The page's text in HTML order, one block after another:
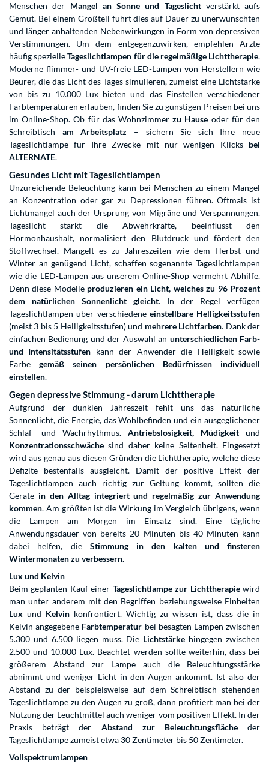
Menschen der Mangel an Sonne und Tageslichtverstärkt aufs
Gemüt. Bei einem Großteil führt dies auf Dauer zu unerwünschten
und länger anhaltenden Nebenwirkungen in Form von depressiven
Verstimmungen. Um dem entgegenzuwirken, empfehlen Ärzte
häufig spezielleTageslichtlampen für die regelmäßige Lichttherapie.
Moderne flimmer- und UV-freie LED-Lampen von Herstellern wie
Beurer, die das Licht des Tages simulieren, zumeist eine Lichtstärke
von bis zu 10.000 Lux bieten und das Einstellen verschiedener
Farbtemperaturen erlauben, finden Sie zu günstigen Preisen bei uns
im Online-Shop. Ob für das Wohnzimmerzu Hause oder für den
Schreibtisch am Arbeitsplatz – sichern Sie sich Ihre neue
Tageslichtlampe für Ihre Zwecke mit nur wenigen Klicksbei
ALTERNATE.
Gesundes Licht mit Tageslichtlampen
Unzureichende Beleuchtung kann bei Menschen zu einem Mangel
an Konzentration oder gar zu Depressionen führen. Oftmals ist
Lichtmangel auch der Ursprung von Migräne und Verspannungen.
Tageslicht stärkt die Abwehrkräfte, beeinflusst den
Hormonhaushalt, normalisiert den Blutdruck und fördert den
Stoffwechsel. Mangelt es zu Jahreszeiten wie dem Herbst und
Winter an genügend Licht, schaffen sogenannte Tageslichtlampen
wie die LED-Lampen aus unserem Online-Shop vermehrt Abhilfe.
Denn diese Modelleproduzieren ein Licht, welches zu 96 Prozent
dem natürlichen Sonnenlicht gleicht. In der Regel verfügen
Tageslichtlampen über verschiedeneeinstellbare Helligkeitsstufen
(meist 3 bis 5 Helligkeitsstufen) und mehrere Lichtfarben. Dank der
einfachen Bedienung und der Auswahl an unterschiedlichen Farb-
und Intensitätsstufen kann der Anwender die Helligkeit sowie
Farbegemäß seinen persönlichen Bedürfnissen individuell
einstellen.
Gegen depressive Stimmung - darum Lichttherapie
Aufgrund der dunklen Jahreszeit fehlt uns das natürliche
Sonnenlicht, die Energie, das Wohlbefinden und ein ausgeglichener
Schlaf- und Wachrhythmus. Antriebslosigkeit, Müdigkeit und
Konzentrationsschwäche sind daher keine Seltenheit. Eingesetzt
wird aus genau aus diesen Gründen die Lichttherapie, welche diese
Defizite bestenfalls ausgleicht. Damit der positive Effekt der
Tageslichtlampen auch richtig zur Geltung kommt, sollten die
Geräte in den Alltag integriert und regelmäßig zur Anwendung
kommen. Am größten ist die Wirkung im Vergleich übrigens, wenn
die Lampen am Morgen im Einsatz sind. Eine tägliche
Anwendungsdauer von bereits 20 Minuten bis 40 Minuten kann
dabei helfen, die Stimmung in den kalten und finsteren
Wintermonaten zu verbessern.
Lux und Kelvin
Beim geplanten Kauf einer Tageslichtlampe zur Lichttherapiewird
man unter anderem mit den Begriffen beziehungsweise Einheiten
Lux und Kelvin konfrontiert. Wichtig zu wissen ist, dass die in
Kelvin angegebene Farbtemperatur bei besagten Lampen zwischen
5.300 und 6.500 liegen muss. Die Lichtstärke hingegen zwischen
2.500 und 10.000 Lux. Beachtet werden sollte weiterhin, dass bei
größerem Abstand zur Lampe auch die Beleuchtungsstärke
abnimmt und weniger Licht in den Augen ankommt. Ist also der
Abstand zu der beispielsweise auf dem Schreibtisch stehenden
Tageslichtlampe zu den Augen zu groß, dann profitiert man bei der
Nutzung der Leuchtmittel auch weniger vom positiven Effekt. In der
Praxis beträgt der Abstand zur Beleuchtungsfläche der
Tageslichtlampe zumeist etwa 30 Zentimeter bis 50 Zentimeter.
Vollspektrumlampen